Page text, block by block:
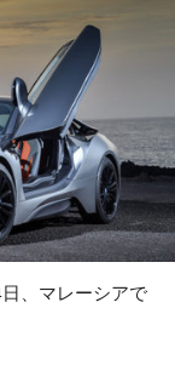
、マレーシアで